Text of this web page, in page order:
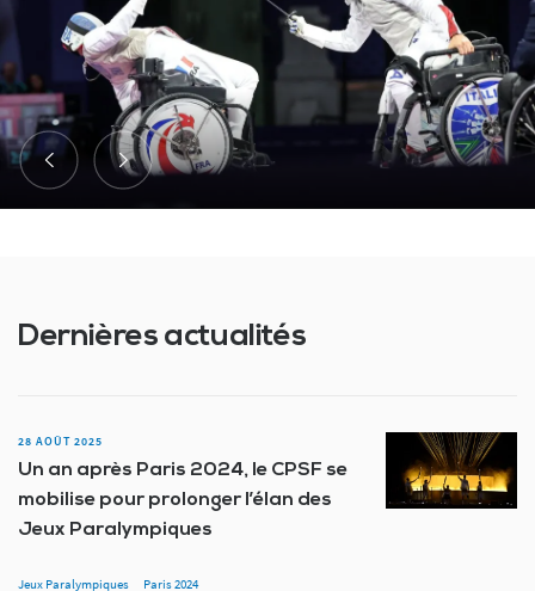
Dernières actualités
28 AOÛT 2025
Un an après Paris 2024, le CPSF se
mobilise pour prolonger l’élan des
Jeux Paralympiques
Jeux Paralympiques Paris 2024